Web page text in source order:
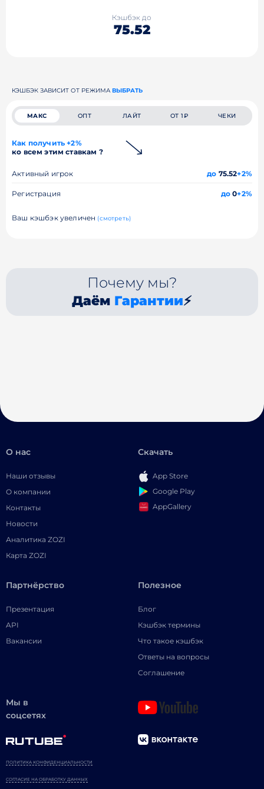
Кэшбэк до
75.52
КЭШБЭК ЗАВИСИТ ОТ РЕЖИМА ВЫБРАТЬ
МАКС ОПТ ЛАЙТ ОТ 1₽ ЧЕКИ
Как получить +2%
ко всем этим ставкам ?
Активный игрок до 75.52+2%
Регистрация до 0+2%
Ваш кэшбэк увеличен (смотреть)
Почему мы?
Даём Гарантии⚡
О нас
Наши отзывы
О компании
Контакты
Новости
Аналитика ZOZI
Карта ZOZI
Скачать
App Store
Google Play
AppGallery
Партнёрство
Презентация
API
Вакансии
Полезное
Блог
Кэшбэк термины
Что такое кэшбэк
Ответы на вопросы
Соглашение
Мы в
соцсетях
ПОЛИТИКА КОНФИДЕНЦИАЛЬНОСТИ
СОГЛАСИЕ НА ОБРАБОТКУ ДАННЫХ